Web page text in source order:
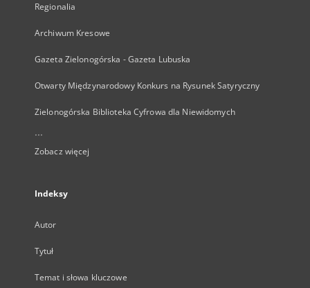
Regionalia
Archiwum Kresowe
Gazeta Zielonogórska - Gazeta Lubuska
Otwarty Międzynarodowy Konkurs na Rysunek Satyryczny
Zielonogórska Biblioteka Cyfrowa dla Niewidomych
...
Zobacz więcej
Indeksy
Autor
Tytuł
Temat i słowa kluczowe